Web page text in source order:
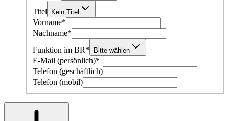
Titel Kein Titel
Vorname*
Nachname*
Funktion im BR* Bitte wählen
E-Mail (persönlich)*
Telefon (geschäftlich)
Telefon (mobil)